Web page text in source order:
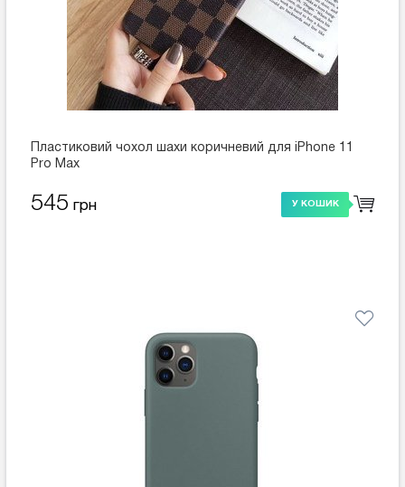
Пластиковий чохол шахи коричневий для iPhone 11
Pro Max
545 грн У КОШИК